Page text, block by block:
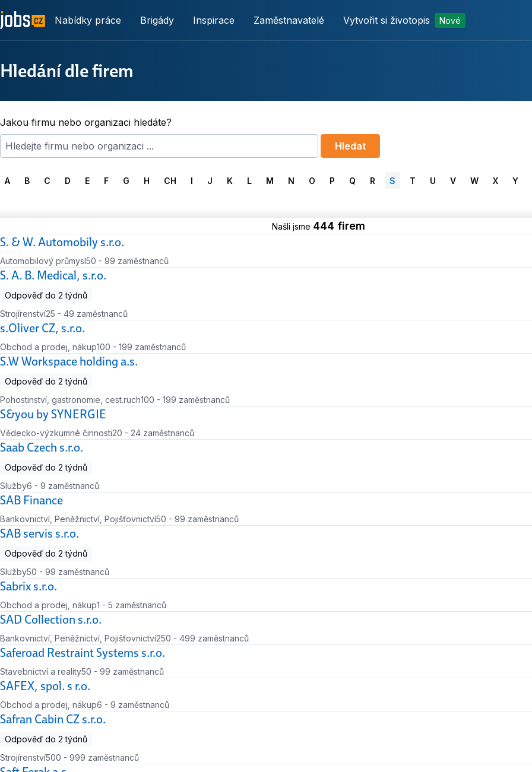
Nabídky práce Brigády Inspirace Zaměstnavatelé Vytvořit si životopis Nové
Hledání dle firem
Jakou firmu nebo organizaci hledáte?
Hledat
A B C D E F G H CH I J K L M N O P Q R S T U V W X Y
Našli jsme 444 firem
S. & W. Automobily s.r.o.
Automobilový průmysl
Počet zaměstnanců
50 - 99 zaměstnanců
S. A. B. Medical, s.r.o.
Odpověď do 2 týdnů
Strojírenství
Počet zaměstnanců
25 - 49 zaměstnanců
s.Oliver CZ, s.r.o.
Obchod a prodej, nákup
Počet zaměstnanců
100 - 199 zaměstnanců
S.W Workspace holding a.s.
Odpověď do 2 týdnů
Pohostinství, gastronomie, cest.ruch
Počet zaměstnanců
100 - 199 zaměstnanců
S&you by SYNERGIE
Vědecko-výzkumné činnosti
Počet zaměstnanců
20 - 24 zaměstnanců
Saab Czech s.r.o.
Odpověď do 2 týdnů
Služby
Počet zaměstnanců
6 - 9 zaměstnanců
SAB Finance
Bankovnictví, Peněžnictví, Pojišťovnictví
Počet zaměstnanců
50 - 99 zaměstnanců
SAB servis s.r.o.
Odpověď do 2 týdnů
Služby
Počet zaměstnanců
50 - 99 zaměstnanců
Sabrix s.r.o.
Obchod a prodej, nákup
Počet zaměstnanců
1 - 5 zaměstnanců
SAD Collection s.r.o.
Bankovnictví, Peněžnictví, Pojišťovnictví
Počet zaměstnanců
250 - 499 zaměstnanců
Saferoad Restraint Systems s.r.o.
Stavebnictví a reality
Počet zaměstnanců
50 - 99 zaměstnanců
SAFEX, spol. s r.o.
Obchod a prodej, nákup
Počet zaměstnanců
6 - 9 zaměstnanců
Safran Cabin CZ s.r.o.
Odpověď do 2 týdnů
Strojírenství
Počet zaměstnanců
500 - 999 zaměstnanců